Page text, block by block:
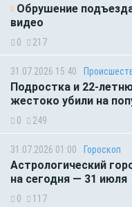
Обрушение
видео
0 217
31.07.2026 15:40
Подростка и 22-
жестоко убили на
0 249
31.07.2026 01:00 Гороскоп
Астрологический
на сегодня — 31 июля
0 117